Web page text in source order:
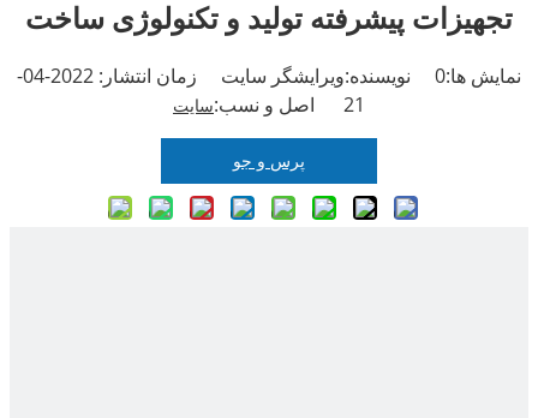
تجهیزات پیشرفته تولید و تکنولوژی ساخت
نمایش ها:0
نویسنده:ویرایشگر سایت زمان انتشار: 2022-04-
21 اصل و نسب:
سایت
پرس و جو